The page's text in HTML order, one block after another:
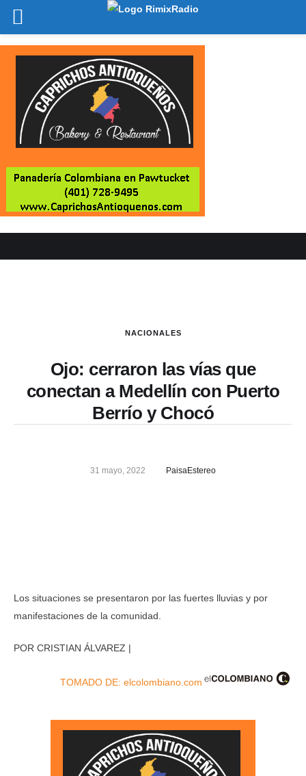
NACIONALES
Ojo: cerraron las vías que
conectan a Medellín con Puerto
Berrío y Chocó
31 mayo, 2022 PaisaEstereo
Los situaciones se presentaron por las fuertes lluvias y por
manifestaciones de la comunidad.
POR CRISTIAN ÁLVAREZ |
TOMADO DE: elcolombiano.com